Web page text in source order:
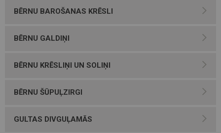
BĒRNU BAROŠANAS KRĒSLI
BĒRNU GALDIŅI
BĒRNU KRĒSLIŅI UN SOLIŅI
BĒRNU ŠŪPUĻZIRGI
GULTAS DIVGUĻAMĀS